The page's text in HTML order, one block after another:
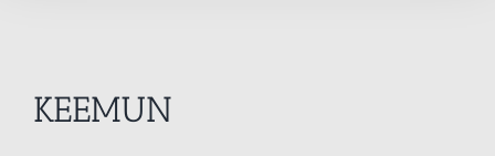
KEEMUN